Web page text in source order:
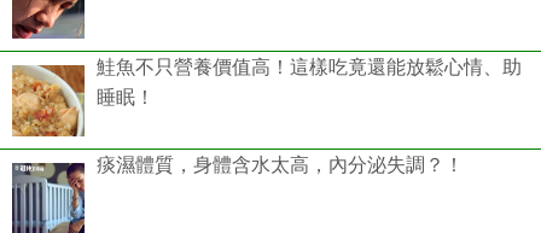
鮭魚不只營養價值高！這樣吃竟還能放鬆心情、助
睡眠！
痰濕體質，身體含水太高，內分泌失調？！